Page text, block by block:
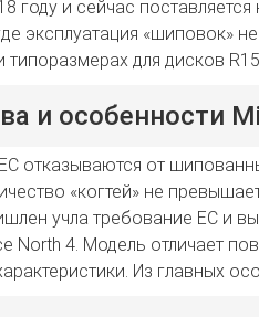
году и сейчас
эксплуатация «шиповок»
типоразмерах для дисков
и особенности
отказываются от
«когтей» не
учла требование ЕС и
North 4. Модель отличает
Из главных